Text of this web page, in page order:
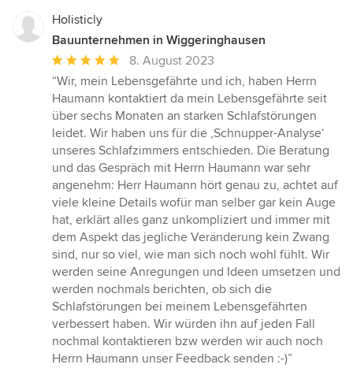
Holisticly
Bauunternehmen in Wiggeringhausen
Durchschnittliche
Bewertung:
5
von
5
Sternen
8. August 2023
“Wir, mein Lebensgefährte und ich, haben Herrn
Haumann kontaktiert da mein Lebensgefährte seit
über sechs Monaten an starken Schlafstörungen
leidet. Wir haben uns für die ,Schnupper-Analyse‘
unseres Schlafzimmers entschieden. Die Beratung
und das Gespräch mit Herrn Haumann war sehr
angenehm: Herr Haumann hört genau zu, achtet auf
viele kleine Details wofür man selber gar kein Auge
hat, erklärt alles ganz unkompliziert und immer mit
dem Aspekt das jegliche Veränderung kein Zwang
sind, nur so viel, wie man sich noch wohl fühlt. Wir
werden seine Anregungen und Ideen umsetzen und
werden nochmals berichten, ob sich die
Schlafstörungen bei meinem Lebensgefährten
verbessert haben. Wir würden ihn auf jeden Fall
nochmal kontaktieren bzw werden wir auch noch
Herrn Haumann unser Feedback senden :-)”